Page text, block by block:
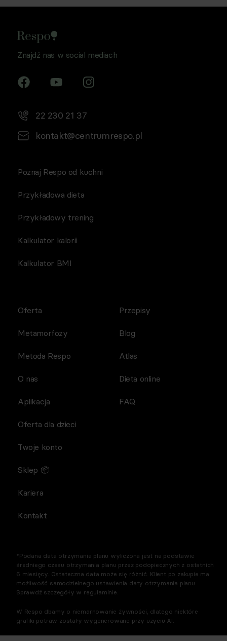
Znajdź nas w social mediach
22 230 21 37
kontakt@centrumrespo.pl
Poznaj Respo od kuchni
Przykładowa dieta
Przykładowy trening
Kalkulator kalorii
Kalkulator BMI
Oferta
Metamorfozy
Metoda Respo
O nas
Aplikacja
Przepisy
Blog
Atlas
Dieta online
FAQ
Oferta dla dzieci
Twoje konto
Sklep 📦
Kariera
Kontakt
*Podana data otrzymania planu wyliczona jest na podstawie
średniego czasu otrzymania planu przez podopiecznych z ostatnich
6 miesięcy. Ostateczna data może się różnić. Klient po zakupie ma
możliwość samodzielnego ustawienia daty otrzymania planu.
Sprawdź szczegóły w regulaminie.
W Respo dbamy o niemarnowanie żywności, dlatego niektóre
grafiki potraw zostały wygenerowane przy użyciu AI.